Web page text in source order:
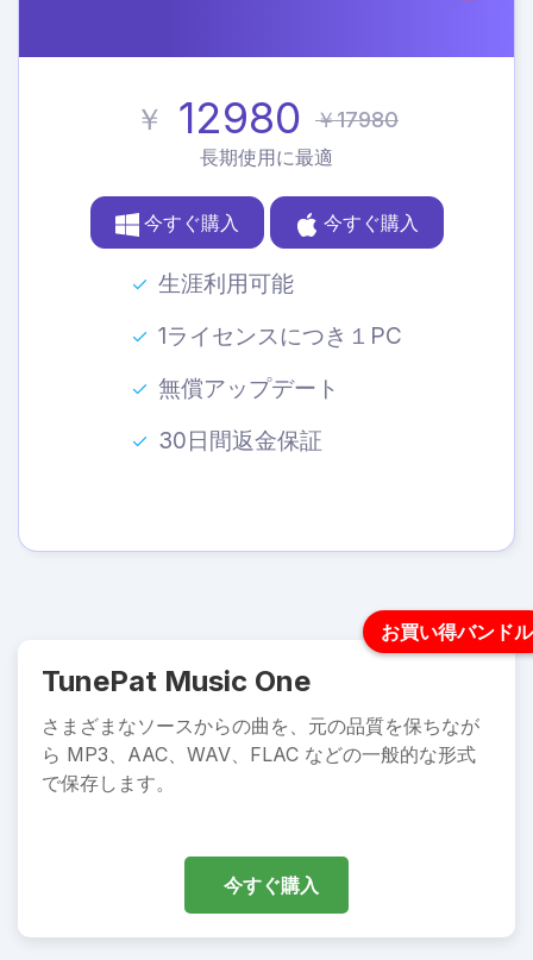
￥ 12980 ￥17980
長期使用に最適
今すぐ購入 今すぐ購入
生涯利用可能
1ライセンスにつき１PC
無償アップデート
30日間返金保証
お買い得バンドル
TunePat Music One
さまざまなソースからの曲を、元の品質を保ちなが
ら MP3、AAC、WAV、FLAC などの一般的な形式
で保存します。
今すぐ購入